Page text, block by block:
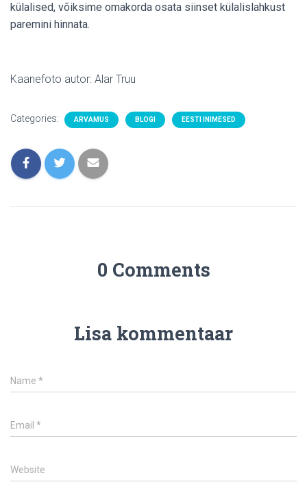
külalised, võiksime omakorda osata siinset külalislahkust
paremini hinnata.
Kaanefoto autor: Alar Truu
Categories: ARVAMUS BLOGI EESTI INIMESED
0 Comments
Lisa kommentaar
Name *
Email *
Website